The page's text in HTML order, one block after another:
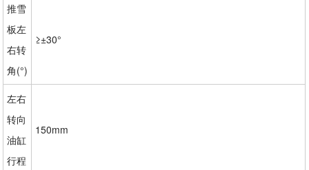
推雪
板左
右转
角(°)
≥±30°
左右
转向
油缸
行程
150mm